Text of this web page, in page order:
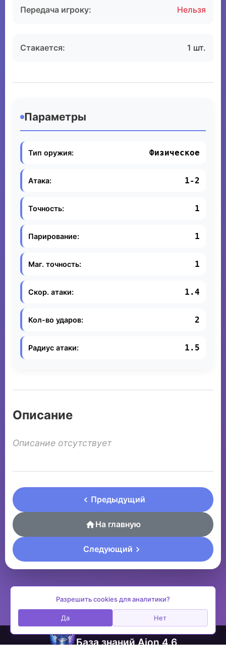
Передача игроку: Нельзя
Стакается: 1 шт.
Параметры
Тип оружия: Физическое
Атака: 1-2
Точность: 1
Парирование: 1
Маг. точность: 1
Скор. атаки: 1.4
Кол-во ударов: 2
Радиус атаки: 1.5
Описание
Описание отсутствует
Предыдущий
На главную
Следующий
База знаний Aion 4.6
Разрешить cookies для аналитики?
Да Нет